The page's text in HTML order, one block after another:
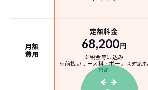
月額
費用
定額料金
68,200円
※税金等は込み
※前払いリース料・ボーナス対応も
可能